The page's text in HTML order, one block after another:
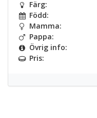
Färg:
Född:
Mamma:
Pappa:
Övrig info:
Pris: